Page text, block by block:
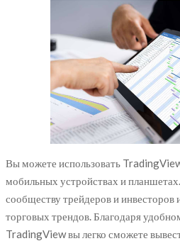
Вы можете использовать
мобильных устройствах и
сообществу трейдеров и инвесторов
торговых трендов. Благодаря
TradingView вы легко сможете